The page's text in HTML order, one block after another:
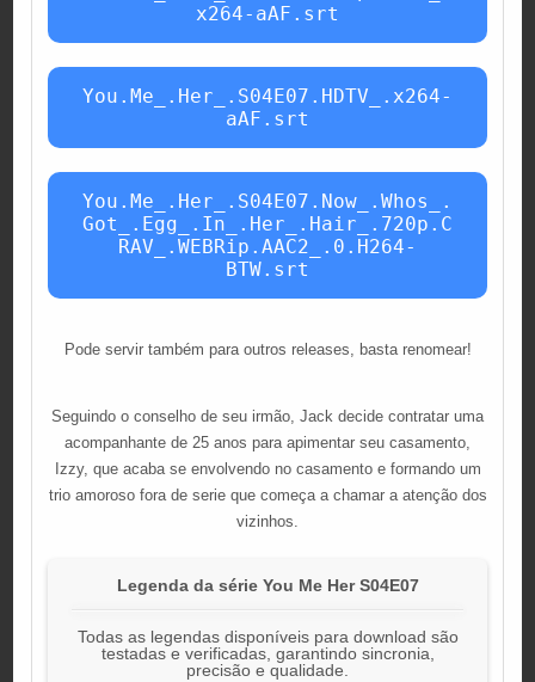
x264-aAF.srt
You.Me_.Her_.S04E07.HDTV_.x264-
aAF.srt
You.Me_.Her_.S04E07.Now_.Whos_.
Got_.Egg_.In_.Her_.Hair_.720p.C
RAV_.WEBRip.AAC2_.0.H264-
BTW.srt
Pode servir também para outros releases, basta renomear!
Seguindo o conselho de seu irmão, Jack decide contratar uma
acompanhante de 25 anos para apimentar seu casamento,
Izzy, que acaba se envolvendo no casamento e formando um
trio amoroso fora de serie que começa a chamar a atenção dos
vizinhos.
Legenda da série You Me Her S04E07
Todas as legendas disponíveis para download são
testadas e verificadas, garantindo sincronia,
precisão e qualidade.